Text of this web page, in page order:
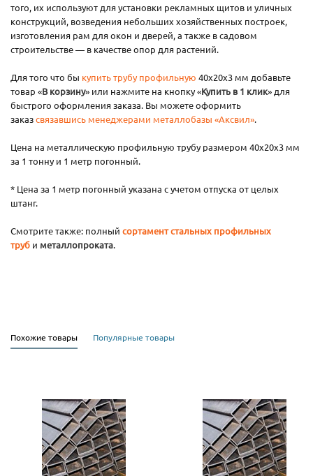
того, их используют для установки рекламных щитов и уличных
конструкций, возведения небольших хозяйственных построек,
изготовления рам для окон и дверей, а также в садовом
строительстве — в качестве опор для растений.
Для того что бы купить трубу профильную 40х20х3 мм добавьте
товар «В корзину» или нажмите на кнопку «Купить в 1 клик» для
быстрого оформления заказа. Вы можете оформить
заказсвязавшись менеджерами металлобазы «Аксвил».
Цена на металлическую профильную трубу размером 40х20х3 мм
за 1 тонну и 1 метр погонный.
* Цена за 1 метр погонный указана с учетом отпуска от целых
штанг.
Смотрите также: полный сортамент стальных профильных
труб и металлопроката.
Похожие товары Популярные товары